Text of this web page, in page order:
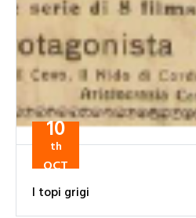
10
th
OCT
I topi grigi